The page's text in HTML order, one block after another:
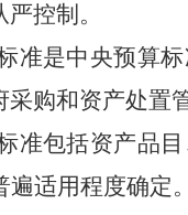
控制。
准是中央预算
采购和资产处置
准包括资产品
适用程度确定。